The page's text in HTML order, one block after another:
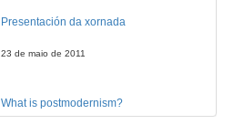
Presentación da xornada
23 de maio de 2011
What is postmodernism?